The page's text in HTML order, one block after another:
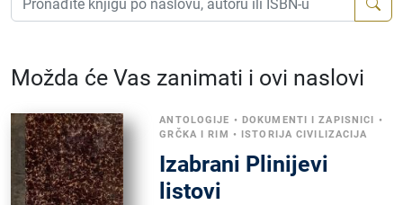
Možda će Vas zanimati i ovi naslovi
ANTOLOGIJE • DOKUMENTI I ZAPISNICI •
GRČKA I RIM • ISTORIJA CIVILIZACIJA
Izabrani Plinijevi
listovi